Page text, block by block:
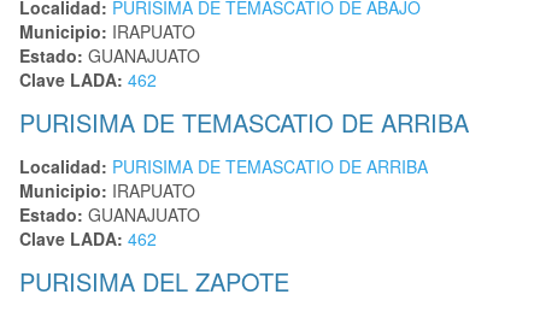
Localidad: PURISIMA DE TEMASCATIO DE ABAJO
Municipio: IRAPUATO
Estado: GUANAJUATO
Clave LADA: 462
PURISIMA DE TEMASCATIO DE ARRIBA
Localidad: PURISIMA DE TEMASCATIO DE ARRIBA
Municipio: IRAPUATO
Estado: GUANAJUATO
Clave LADA: 462
PURISIMA DEL ZAPOTE